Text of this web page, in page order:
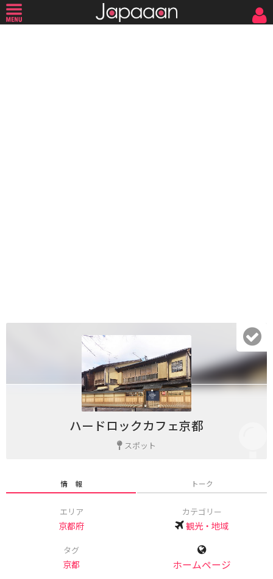
ハードロックカフェ京都
スポット
情 報 トーク
エリア
京都府
カテゴリー
観光・地域
タグ
京都 ホームページ